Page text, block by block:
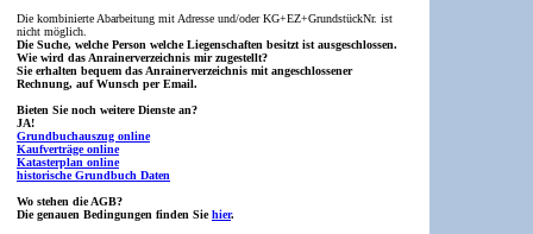
Die kombinierte Abarbeitung mit Adresse und/oder KG+EZ+GrundstückNr. ist
nicht möglich.
Die Suche, welche Person welche Liegenschaften besitzt ist ausgeschlossen.
Wie wird das Anrainerverzeichnis mir zugestellt?
Sie erhalten bequem das Anrainerverzeichnis mit angeschlossener
Rechnung, auf Wunsch per Email.
Bieten Sie noch weitere Dienste an?
JA!
Grundbuchauszug online
Kaufverträge online
Katasterplan online
historische Grundbuch Daten
Wo stehen die AGB?
Die genauen Bedingungen finden Siehier.